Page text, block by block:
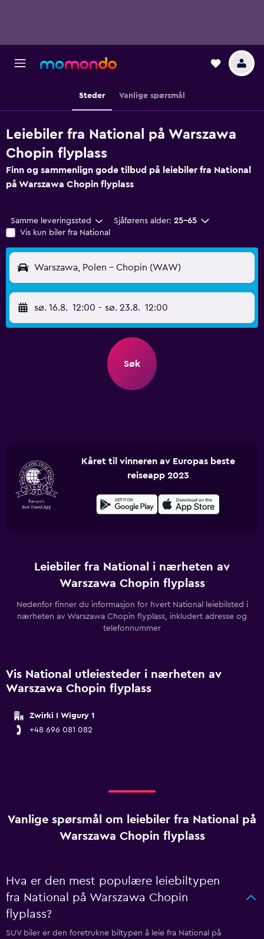
Steder Vanlige spørsmål
Leiebiler fra National på Warszawa
Chopin flyplass
Finn og sammenlign gode tilbud på leiebiler fra National
på Warszawa Chopin flyplass
Samme leveringssted Sjåførens alder: 25–65
Vis kun biler fra National
Warszawa, Polen - Chopin (WAW)
sø. 16.8. 12:00 - sø. 23.8. 12:00
Søk
Kåret til vinneren av Europas beste
reiseapp 2023
Leiebiler fra National i nærheten av
Warszawa Chopin flyplass
Nedenfor finner du informasjon for hvert National leiebilsted i
nærheten av Warszawa Chopin flyplass, inkludert adresse og
telefonnummer
Vis National utleiesteder i nærheten av
Warszawa Chopin flyplass
Zwirki I Wigury 1
+48 696 081 082
Vanlige spørsmål om leiebiler fra National på
Warszawa Chopin flyplass
Hva er den mest populære leiebiltypen
fra National på Warszawa Chopin
flyplass?
SUV biler er den foretrukne biltypen å leie fra National på